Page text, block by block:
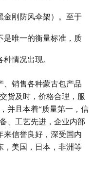
刚防风伞架）。 至于
是唯一的衡量标准，质
情况出现。
、销售各种蒙古包产品
货及时，价格合理，服
并且本着“质量第一，信
、工艺先进，企业内部
来信誉良好，深受国内
，美国，日本，非洲等